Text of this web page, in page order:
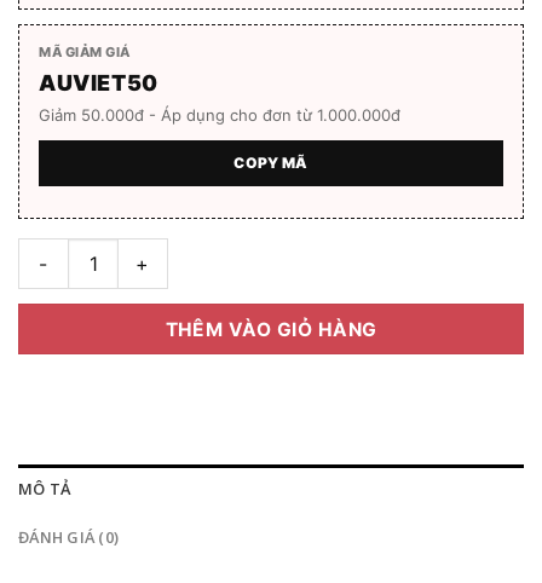
MÃ GIẢM GIÁ
AUVIET50
Giảm 50.000đ - Áp dụng cho đơn từ 1.000.000đ
COPY MÃ
Gọng kính BOLON BT1582_B11.C số lượng
THÊM VÀO GIỎ HÀNG
MÔ TẢ
ĐÁNH GIÁ (0)